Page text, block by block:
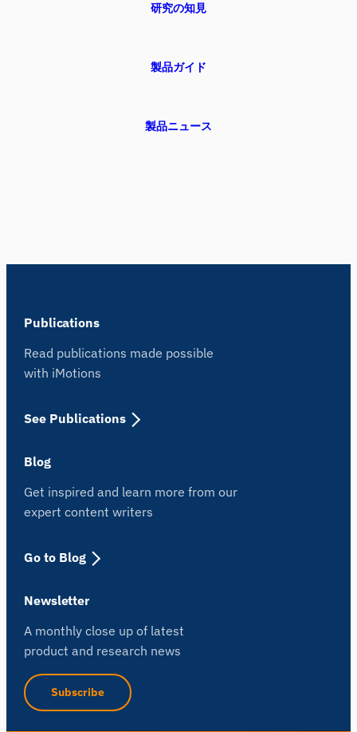
研究の知見
製品ガイド
製品ニュース
Publications
Read publications made possible
with iMotions
See Publications
Blog
Get inspired and learn more from our
expert content writers
Go to Blog
Newsletter
A monthly close up of latest
product and research news
Subscribe